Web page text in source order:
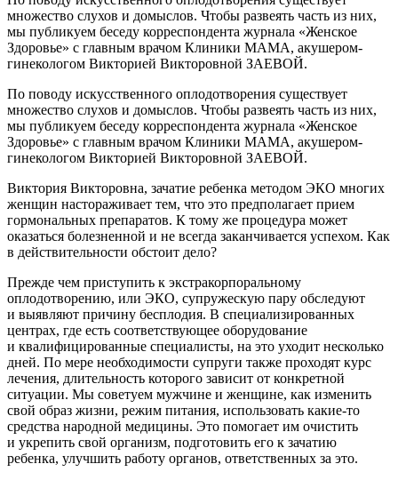
множество слухов и домыслов. Чтобы развеять часть из них,
мы публикуем беседу корреспондента журнала «Женское
Здоровье» с главным врачом Клиники МАМА, акушером-
гинекологом Викторией Викторовной ЗАЕВОЙ.
По поводу искусственного оплодотворения существует
множество слухов и домыслов. Чтобы развеять часть из них,
мы публикуем беседу корреспондента журнала «Женское
Здоровье» с главным врачом Клиники МАМА, акушером-
гинекологом Викторией Викторовной ЗАЕВОЙ.
Виктория Викторовна, зачатие ребенка методом ЭКО многих
женщин настораживает тем, что это предполагает прием
гормональных препаратов. К тому же процедура может
оказаться болезненной и не всегда заканчивается успехом. Как
в действительности обстоит дело?
Прежде чем приступить к экстракорпоральному
оплодотворению, или ЭКО, супружескую пару обследуют
и выявляют причину бесплодия. В специализированных
центрах, где есть соответствующее оборудование
и квалифицированные специалисты, на это уходит несколько
дней. По мере необходимости супруги также проходят курс
лечения, длительность которого зависит от конкретной
ситуации. Мы советуем мужчине и женщине, как изменить
свой образ жизни, режим питания, использовать какие-то
средства народной медицины. Это помогает им очистить
и укрепить свой организм, подготовить его к зачатию
ребенка, улучшить работу органов, ответственных за это.